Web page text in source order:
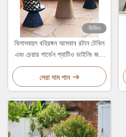
ভিডিও
বিলাসবহুল বহিরঙ্গন আসবাব রটান টেবিল
এবং চেয়ার গার্ডেন প্যাটিও ডাইনিং জন্য
সেট
সেরা দাম পান